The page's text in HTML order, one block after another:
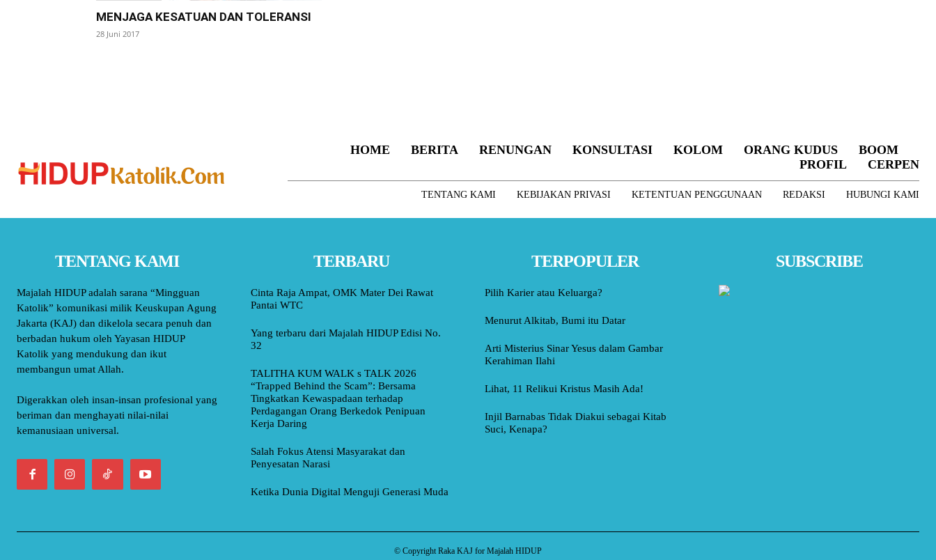
MENJAGA KESATUAN DAN TOLERANSI
28 Juni 2017
HOME BERITA RENUNGAN KONSULTASI KOLOM ORANG KUDUS
BOOM
PROFIL
CERPEN
TENTANG KAMI KEBIJAKAN PRIVASI KETENTUAN PENGGUNAAN REDAKSI HUBUNGI KAMI
TENTANG KAMI
Majalah HIDUP adalah sarana “Mingguan
Katolik” komunikasi milik Keuskupan Agung
Jakarta (KAJ) dan dikelola secara penuh dan
berbadan hukum oleh Yayasan HIDUP
Katolik yang mendukung dan ikut
membangun umat Allah.
Digerakkan oleh insan-insan profesional yang
beriman dan menghayati nilai-nilai
kemanusiaan universal.
TERBARU
Cinta Raja Ampat, OMK Mater Dei Rawat
Pantai WTC
Yang terbaru dari Majalah HIDUP Edisi No.
32
TALITHA KUM WALK s TALK 2026
“Trapped Behind the Scam”: Bersama
Tingkatkan Kewaspadaan terhadap
Perdagangan Orang Berkedok Penipuan
Kerja Daring
Salah Fokus Atensi Masyarakat dan
Penyesatan Narasi
Ketika Dunia Digital Menguji Generasi Muda
TERPOPULER
Pilih Karier atau Keluarga?
Menurut Alkitab, Bumi itu Datar
Arti Misterius Sinar Yesus dalam Gambar
Kerahiman Ilahi
Lihat, 11 Relikui Kristus Masih Ada!
Injil Barnabas Tidak Diakui sebagai Kitab
Suci, Kenapa?
SUBSCRIBE
© Copyright Raka KAJ for Majalah HIDUP